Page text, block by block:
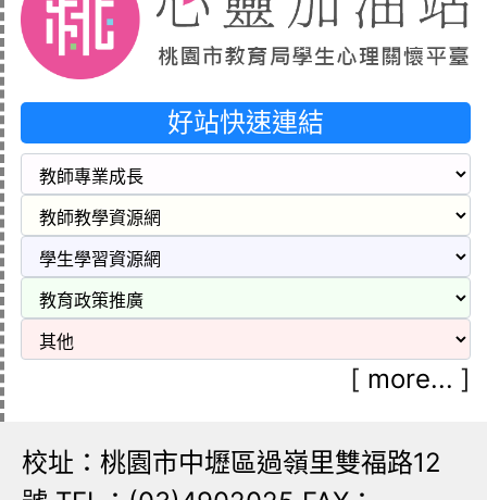
好站快速連結
[ more... ]
校址：桃園市中壢區過嶺里雙福路12